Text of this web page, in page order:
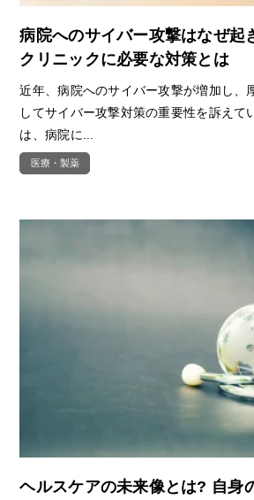
病院へのサイバー攻撃はなぜ起
クリニックに必要な対策とは
近年、病院へのサイバー攻撃が増加し、
してサイバー攻撃対策の重要性を訴えて
は、病院に...
医療・製薬
ヘルスケアの未来像とは? 自身